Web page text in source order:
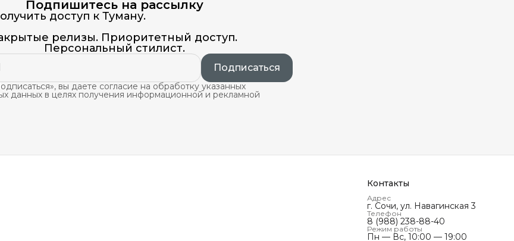
Подпишитесь на рассылку
доступ к Туману.
релизы. Приоритетный доступ.
Персональный стилист.
Подписаться
вы даете согласие на обработку указанных
данных в целях получения информационной и рекламной
Контакты
Адрес
г. Сочи, ул. Навагинская 3
Телефон
8 (988) 238-88-40
Режим работы
Пн — Вс, 10:00 — 19:00